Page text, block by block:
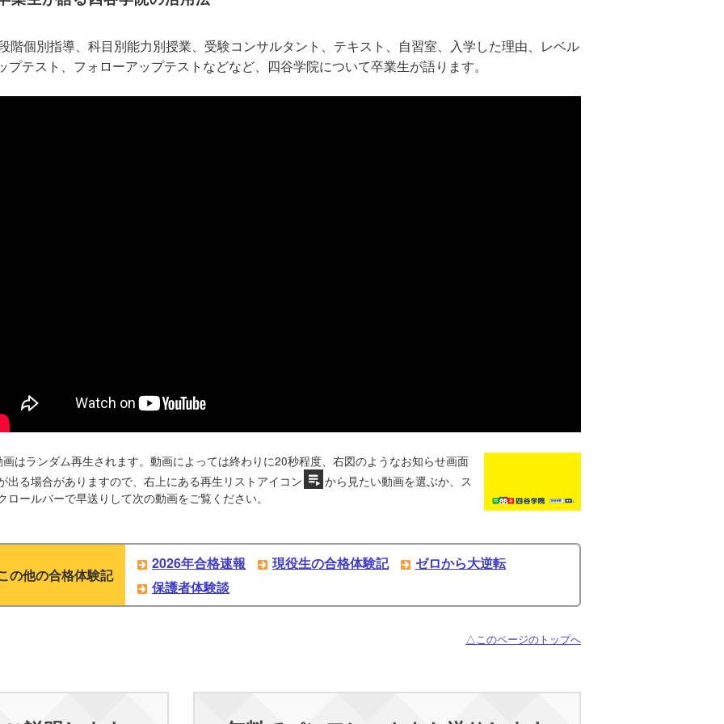
階個別指導、科目別能力別授業、受験コンサルタント、テキスト、自習室、入学した理由、レベル
プテスト、フォローアップテストなどなど、四谷学院について卒業生が語ります。
画はランダム再生されます。動画によっては終わりに20秒程度、右図のようなお知らせ画面
出る場合がありますので、右上にある再生リストアイコン
から見たい動画を選ぶか、ス
ロールバーで早送りして次の動画をご覧ください。
の他の合格体験記
2026年合格速報 現役生の合格体験記
ゼロから大逆転
保護者体験談
△このページのトップへ